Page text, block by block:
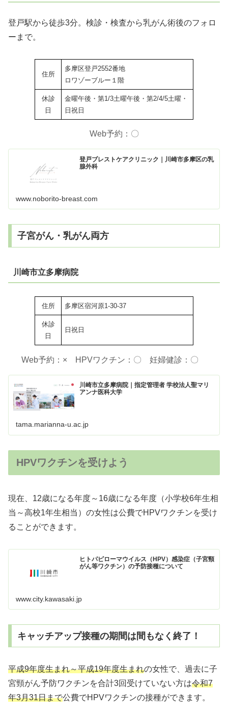
登戸駅から徒歩3分。検診・検査から乳がん術後のフォロ
ーまで。
住所
多摩区登戸2552番地
ロワゾーブルー１階
休診
日
金曜午後・第1/3土曜午後・第2/4/5土曜・
日祝日
Web予約：〇
登戸ブレストケアクリニック｜川崎市多摩区の乳
腺外科
www.noborito-breast.com
子宮がん・乳がん両方
川崎市立多摩病院
住所 多摩区宿河原1-30-37
休診
日
日祝日
Web予約：× HPVワクチン：〇 妊婦健診：〇
川崎市立多摩病院｜指定管理者 学校法人聖マリ
アンナ医科大学
tama.marianna-u.ac.jp
HPVワクチンを受けよう
現在、12歳になる年度～16歳になる年度（小学校6年生相
当～高校1年生相当）の女性は公費でHPVワクチンを受け
ることができます。
ヒトパピローマウイルス（HPV）感染症（子宮頸
がん等ワクチン）の予防接種について
www.city.kawasaki.jp
キャッチアップ接種の期間は間もなく終了！
平成9年度生まれ～平成19年度生まれの女性で、過去に子
宮頸がん予防ワクチンを合計3回受けていない方は令和7
年3月31日まで公費でHPVワクチンの接種ができます。